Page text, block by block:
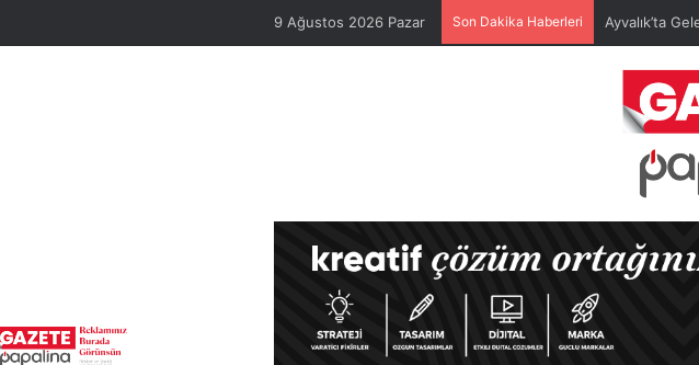
9 Ağustos 2026 Pazar Son Dakika Haberleri